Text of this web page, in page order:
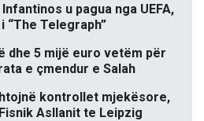
u pagua nga UEFA,
Telegraph”
dhe 5 mijë euro vetëm për
e çmendur e Salah
kontrollet mjekësore,
Asllanit te Leipzig